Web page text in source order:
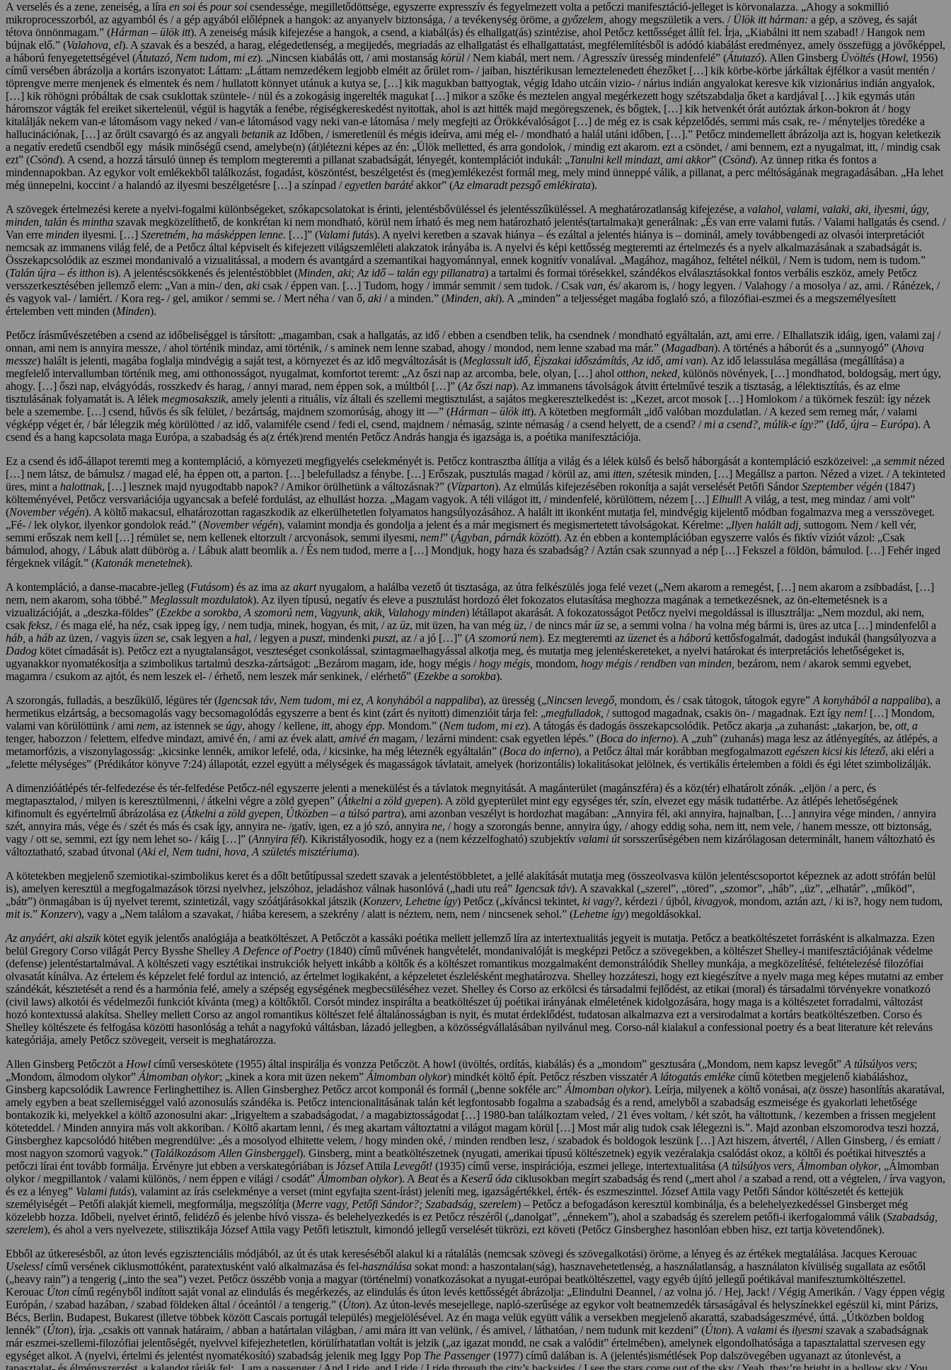
A verselés és a zene, zeneiség, a líra en soi és pour soi csendessége, megilletődöttsége, egyszerre expresszív és fegyelmezett volta a petőczi manifesztáció-jelleget is körvonalazza. „Ahogy a sokmillió
mikroprocesszorból, az agyamból és / a gép agyából előlépnek a hangok: az anyanyelv biztonsága, / a tevékenység öröme, a győzelem, ahogy megszületik a vers. / Ülök itt hárman: a gép, a szöveg, és saját
tétova önnönmagam.” (Hárman – ülök itt). A zeneiség másik kifejezése a hangok, a csend, a kiabál(ás) és elhallgat(ás) szintézise, ahol Petőcz kettősséget állít fel. Írja, „Kiabálni itt nem szabad! / Hangok nem
bújnak elő.” (Valahova, el). A szavak és a beszéd, a harag, elégedetlenség, a megijedés, megriadás az elhallgatást és elhallgattatást, megfélemlítésből is adódó kiabálást eredményez, amely összefügg a jövőképpel,
a háború fenyegetettségével (Átutazó, Nem tudom, mi ez). „Nincsen kiabálás ott, / ami mostanság körül / Nem kiabál, mert nem. / Agresszív üresség mindenfelé” (Átutazó). Allen Ginsberg Üvöltés (Howl, 1956)
című versében ábrázolja a kortárs iszonyatot: Láttam: „Láttam nemzedékem legjobb elméit az őrület rom- / jaiban, hisztérikusan lemeztelenedett éhezőket […] kik körbe-körbe járkáltak éjfélkor a vasút mentén /
töprengve merre menjenek és elmentek és nem / hullatott könnyet utánuk a kutya se, […] kik magukban battyogtak, végig Idaho utcáin vizio- / nárius indián angyalokat keresve kik vizionárius indián angyalok,
[…] kik röhögni próbáltak de csak csuklottak szüntele- / nül és a zokogásig ingerelték magukat […] mikor a szőke és meztelen angyal megérkezett hogy szétszabdalja őket a kardjával […] kik egymás után
háromszor vágták fel ereiket sikertelenül, végül is hagyták a fenébe, régiségkereskedést nyitottak, ahol is azt hitték majd megöregszenek, és bőgtek, […] kik hetvenkét órát autóztak árkon-bokron át / hogy
kitalálják nekem van-e látomásom vagy neked / van-e látomásod vagy neki van-e látomása / mely megfejti az Örökkévalóságot […] de még ez is csak képzelődés, semmi más csak, re- / ményteljes töredéke a
hallucinációnak, […] az őrült csavargó és az angyali betanik az Időben, / ismeretlenül és mégis ideírva, ami még el- / mondható a halál utáni időben, […].” Petőcz mindemellett ábrázolja azt is, hogyan keletkezik
a negatív eredetű csendből egy másik minőségű csend, amelybe(n) (át)létezni képes az én: „Ülök melletted, és arra gondolok, / mindig ezt akarom. ezt a csöndet, / ami bennem, ezt a nyugalmat, itt, / mindig csak
ezt” (Csönd). A csend, a hozzá társuló ünnep és templom megteremti a pillanat szabadságát, lényegét, kontemplációt indukál: „Tanulni kell mindazt, ami akkor” (Csönd). Az ünnep ritka és fontos a
mindennapokban. Az egykor volt emlékekből találkozást, fogadást, köszöntést, beszélgetést és (meg)emlékezést formál meg, mely mind ünneppé válik, a pillanat, a perc méltóságának megragadásában. „Ha lehet
még ünnepelni, koccint / a halandó az ilyesmi beszélgetésre […] a színpad /egyetlen barátéakkor” (Az elmaradt pezsgő emlékirata).
A szövegek értelmezési kerete a nyelvi-fogalmi különbségeket, szókapcsolatokat is érinti, jelentésbővüléssel és jelentésszűküléssel. A meghatározatlanság kifejezése, a valahol, valami, valaki, aki, ilyesmi, úgy,
minden, talán és mintha szavak megközelíthető, de konkrétan ki nem mondható, körül nem írható és meg nem határozható jelentés(tartalmaka)t generálnak: „És van erre valami futás. / Valami hallgatás és csend. /
Van erre minden ilyesmi. […] Szeretném, ha másképpen lenne. […]” (Valami futás). A nyelvi keretben a szavak hiánya – és ezáltal a jelentés hiánya is – dominál, amely továbbengedi az olvasói interpretációt
nemcsak az immanens világ felé, de a Petőcz által képviselt és kifejezett világszemléleti alakzatok irányába is. A nyelvi és képi kettősség megteremti az értelmezés és a nyelv alkalmazásának a szabadságát is.
Összekapcsolódik az eszmei mondanivaló a vizualitással, a modern és avantgárd a szemantikai hagyománnyal, ennek kognitív vonalával. „Magához, magához, feltétel nélkül, / Nem is tudom, nem is tudom.”
(Talán újra – és itthon is). A jelentéscsökkenés és jelentéstöbblet (Minden, aki; Az idő – talán egy pillanatra) a tartalmi és formai törésekkel, szándékos elválasztásokkal fontos verbális eszköz, amely Petőcz
versszerkesztésében jellemző elem: „Van a min-/ den, aki csak / éppen van. […] Tudom, hogy / immár semmit / sem tudok. / Csak van, és/ akarom is, / hogy legyen. / Valahogy / a mosolya / az, ami. / Ránézek, /
és vagyok val- / lamiért. / Kora reg- / gel, amikor / semmi se. / Mert néha / van ő, aki / a minden.” (Minden, aki). A „minden” a teljességet magába foglaló szó, a filozófiai-eszmei és a megszemélyesített
értelemben vett minden (Minden).
Petőcz írásművészetében a csend az időbeliséggel is társított: „magamban, csak a hallgatás, az idő / ebben a csendben telik, ha csendnek / mondható egyáltalán, azt, ami erre. / Elhallatszik idáig, igen, valami zaj /
onnan, ami nem is annyira messze, / ahol történik mindaz, ami történik, / s aminek nem lenne szabad, ahogy / mondod, nem lenne szabad ma már.” (Magadban). A történés a háborút és a „sunnyogó” (Ahova
messze) halált is jelenti, magába foglalja mindvégig a saját test, a környezet és az idő megváltozását is (Meglassult idő, Éjszakai időszámítás, Az idő, ami van). Az idő lelassulása megállása (megállítása) a
megfelelő intervallumban történik meg, ami otthonosságot, nyugalmat, komfortot teremt: „Az őszi nap az arcomba, bele, olyan, […] ahol otthon, neked, különös növények, […] mondhatod, boldogság, mert úgy,
ahogy. […] őszi nap, elvágyódás, rosszkedv és harag, / annyi marad, nem éppen sok, a múltból […]” (Az őszi nap). Az immanens távolságok átvitt értelművé teszik a tisztaság, a lélektisztítás, és az elme
tisztulásának folyamatát is. A lélek megmosakszik, amely jelenti a rituális, víz általi és szellemi megtisztulást, a sajátos megkeresztelkedést is: „Kezet, arcot mosok […] Homlokom / a tükörnek feszül: így nézek
bele a szemembe. […] csend, hűvös és sík felület, / bezártság, majdnem szomorúság, ahogy itt ––” (Hárman – ülök itt). A kötetben megformált „idő valóban mozdulatlan. / A kezed sem remeg már, / valami
végképp véget ér, / bár lélegzik még körülötted / az idő, valamiféle csend / fedi el, csend, majdnem / némaság, szinte némaság / a csend helyett, de a csend? /mi a csend?, múlik-e így?” (Idő, újra – Európa). A
csend és a hang kapcsolata maga Európa, a szabadság és a(z érték)rend mentén Petőcz András hangja és igazsága is, a poétika manifesztációja.
Ez a csend és idő-állapot teremti meg a kontempláció, a környezeti megfigyelés cselekményét is. Petőcz kontrasztba állítja a világ és a lélek külső és belső háborgását a kontempláció eszközeivel: „a semmitnézed
[…] nem látsz, de bámulsz / magad elé, ha éppen ott, a parton. […] belefulladsz a fénybe. […] Erőszak, pusztulás magad / körül az, ami itten, szétesik minden, […] Megállsz a parton. Nézed a vizet. / A tekinteted
üres, mint a halottnak, […] lesznek majd nyugodtabb napok? / Amikor örülhetünk a változásnak?” (Vízparton). Az elmúlás kifejezésében rokonítja a saját verselését Petőfi SándorSzeptember végén (1847)
költeményével, Petőcz versvariációja ugyancsak a befelé fordulást, az elhullást hozza. „Magam vagyok. A téli világot itt, / mindenfelé, körülöttem, nézem […] Elhull! A világ, a test, meg mindaz / ami volt”
(November végén). A költő makacsul, elhatározottan ragaszkodik az elkerülhetetlen folyamatos hangsúlyozásához. A halált itt ikonként mutatja fel, mindvégig kijelentő módban fogalmazva meg a versszöveget.
„Fé- / lek olykor, ilyenkor gondolok reád.” (November végén), valamint mondja és gondolja a jelent és a már megismert és megismertetett távolságokat. Kérelme: „Ilyen halált adj, suttogom. Nem / kell vér,
semmi erőszak nem kell […] rémület se, nem kellenek eltorzult / arcvonások, semmi ilyesmi, nem!” (Ágyban, párnák között). Az én ebben a kontemplációban egyszerre valós és fiktív víziót vázol: „Csak
bámulod, ahogy, / Lábuk alatt dübörög a. / Lábuk alatt beomlik a. / És nem tudod, merre a […] Mondjuk, hogy haza és szabadság? / Aztán csak szunnyad a nép […] Fekszel a földön, bámulod. […] Fehér inged
férgeknek világít.” (Katonák menetelnek).
A kontempláció, a danse-macabre-jelleg (Futásom) és az ima az akartnyugalom, a halálba vezető út tisztasága, az útra felkészülés joga felé vezet („Nem akarom a remegést, […] nem akarom a zsibbadást, […]
nem, nem akarom, soha többé.” Meglassult mozdulatok). Az ilyen típusú, negatív és eleve a pusztulást hordozó élet fokozatos elutasítása meghozza magának a temetkezésnek, az ön-eltemetésnek is a
vizualizációját, a „deszka-földes” (Ezekbe a sorokba, A szomorú nem, Vagyunk, akik, Valahogy minden) létállapot akarását. A fokozatosságot Petőcz nyelvi megoldással is illusztrálja: „Nem mozdul, aki nem,
csak feksz, / és maga elé, ha néz, csak ippeg így, / nem tudja, minek, hogyan, és mit, / az üz, mit üzen, ha van még üz, / de nincs márüz se, a semmi volna / ha volna még bármi is, üres az utca […] mindenfelől a
háb, a háb az üzen, / vagyis üzen se, csak legyen a hal, / legyen a puszt, mindenki puszt, az / a jó […]” (A szomorú nem). Ez megteremti az üzenetés a háború kettősfogalmát, dadogást indukál (hangsúlyozva a
Dadog kötet címadását is). Petőcz ezt a nyugtalanságot, veszteséget csonkolással, szintagmaelhagyással alkotja meg, és mutatja meg jelentéskereteket, a nyelvi határokat és interpretációs lehetőségeket is,
ugyanakkor nyomatékosítja a szimbolikus tartalmú deszka-zártságot: „Bezárom magam, ide, hogy mégis / hogy mégis, mondom, hogy mégis / rendben van minden, bezárom, nem / akarok semmi egyebet,
magamra / csukom az ajtót, és nem leszek el- / érhető, nem leszek már senkinek, / elérhető” (Ezekbe a sorokba).
A szorongás, fulladás, a beszűkülő, légüres tér (Igencsak táv, Nem tudom, mi ez, A konyhából a nappaliba), az üresség („Nincsen levegő, mondom, és / csak tátogok, tátogok egyre” A konyhából a nappaliba), a
hermetikus elzártság, a becsomagolás vagy becsomagolódás egyszerre a bent és kint (zárt és nyitott) dimenzióit tárja fel: „megfulladok, / suttogod magadnak, csakis ön- / magadnak. Ezt így nem! […] Mondom,
valami van körülöttünk / ami nem, az istennek se úgy, ahogy / kellene, itt, ahogy épp. Mondom.” (Nem tudom, mi ez). A tátogás és dadogás összekapcsolódik. Petőcz akarja „a zuhanást: „takarjon, be, ott, a
tenger, habozzon / felettem, elfedve mindazt, amivé én, / ami az évek alatt, amivé én magam, / lezárni mindent: csak egyetlen lépés.” (Boca do inferno). A „zuh” (zuhanás) maga lesz az átlényegítés, az átlépés, a
metamorfózis, a viszonylagosság: „kicsinke lennék, amikor lefelé, oda, / kicsinke, ha még léteznék egyáltalán” (Boca do inferno), a Petőcz által már korábban megfogalmazott egészen kicsi kis létező, aki eléri a
„felette mélységes” (Prédikátor könyve 7:24) állapotát, ezzel együtt a mélységek és magasságok távlatait, amelyek (horizontális) lokalitásokat jelölnek, és vertikális értelemben a földi és égi létet szimbolizálják.
A dimenzióátlépés tér-felfedezése és tér-felfedése Petőcz-nél egyszerre jelenti a menekülést és a távlatok megnyitását. A magánterület (magánszféra) és a köz(tér) elhatárolt zónák. „eljön / a perc, és
megtapasztalod, / milyen is keresztülmenni, / átkelni végre a zöld gyepen” (Átkelni a zöld gyepen). A zöld gyepterület mint egy egységes tér, szín, elvezet egy másik tudattérbe. Az átlépés lehetőségének
kifinomult és egyértelmű ábrázolása ez (Átkelni a zöld gyepen, Útközben – a túlsó partra), ami azonban veszélyt is hordozhat magában: „Annyira fél, aki annyira, hajnalban, […] annyira vége minden, / annyira
szét, annyira más, vége és / szét és más és csak így, annyira ne- /gatív, igen, ez a jó szó, annyira ne, / hogy a szorongás benne, annyira úgy, / ahogy eddig soha, nem itt, nem vele, / hanem messze, ott biztonság,
vagy / ott se, semmi, ezt így nem lehet so- / káig […]” (Annyira fél). Kikristályosodik, hogy ez a (nem kézzelfogható) szubjektív valami útsorsszerűségében nem kizárólagosan determinált, hanem változható és
változtatható, szabad útvonal (Aki el, Nem tudni, hova, A születés misztériuma).
A kötetekben megjelenő szemiotikai-szimbolikus keret és a dőlt betűtípussal szedett szavak a jelentéstöbbletet, a jellé alakítását mutatja meg (összeolvasva külön jelentéscsoportot képeznek az adott strófán belül
is), amelyen keresztül a megfogalmazások törzsi nyelvhez, jelszóhoz, jeladáshoz válnak hasonlóvá („hadi utu reá” Igencsak táv). A szavakkal („szerel”, „töred”, „szomor”, „háb”, „üz”, „elhatár”, „működ”,
„bátr”) önmagában is új nyelvet teremt, szintetizál, vagy szóátjárásokkal játszik (Konzerv, Lehetne így) Petőcz („kíváncsi tekintet, ki vagy?, kérdezi / újból, kivagyok, mondom, aztán azt, / ki is?, hogy nem tudom,
mit is.” Konzerv), vagy a „Nem találom a szavakat, / hiába keresem, a szekrény / alatt is néztem, nem, nem / nincsenek sehol.” (Lehetne így) megoldásokkal.
Az anyáért, aki alszik kötet egyik jelentős analógiája a beatköltészet. A Petőczöt a kassáki poétika mellett jellemző líra az intertextualitás jegyeit is mutatja. Petőcz a beatköltészetet forrásként is alkalmazza. Ezen
belül Gregory Corso világát Percy Bysshe Shelley A Defence of Poetry (1840) című művének hangvételét, mondanivalóját is megképzi Petőcz a szövegekben, a költészet Shelley-i manifesztációjának védelme
(defense) jelentéstartalmával. A költészeti vagy esztétikai instrukciók helyett inkább a költők és a költészet romantikus mozgalmaként demonstrálódik Shelley munkája, a megközelítésé, feltételezésé filozófiai
olvasatát kínálva. Az értelem és képzelet felé fordul az intenció, az értelmet logikaként, a képzeletet észlelésként meghatározva. Shelley hozzáteszi, hogy ezt kiegészítve a nyelv maga meg képes mutatni az ember
szándékát, késztetését a rend és a harmónia felé, amely a szépség egységének megbecsüléséhez vezet. Shelley és Corso az erkölcsi és társadalmi fejlődést, az etikai (moral) és társadalmi törvényekre vonatkozó
(civil laws) alkotói és védelmezői funkciót kívánta (meg) a költőktől. Corsót mindez inspirálta a beatköltészet új poétikai irányának elméletének kidolgozására, hogy maga is a költészetet forradalmi, változást
hozó kontextussá alakítsa. Shelley mellett Corso az angol romantikus költészet felé általánosságban is nyit, és mutat érdeklődést, tudatosan alkalmazva ezt a versirodalmat a kortárs beatköltészetben. Corso és
Shelley költészete és felfogása közötti hasonlóság a tehát a nagyfokú váltásban, lázadó jellegben, a közösségvállalásában nyilvánul meg. Corso-nál kialakul a confessional poetry és a beat literature két releváns
kategóriája, amely Petőcz szövegeit, verseit is meghatározza.
Allen Ginsberg Petőczöt a Howl című verseskötete (1955) által inspirálja és vonzza Petőczöt. A howl (üvöltés, ordítás, kiabálás) és a „mondom” gesztusára („Mondom, nem kapsz levegőt” A túlsúlyos vers;
„Mondom, álmodom olykor” Álmomban olykor; „kinek a kora mit üzen nekem” Álmomban olykor) mindkét költő épít. Petőcz részben visszatérA látogatás emléke című kötetben megjelenő kiabáláshoz,
Ginsberg kapcsolódik Lawrence Ferlinghettihez is. Allen Ginsberghez Petőcz arcot komponál és formál („benne sokféle arc” Álmomban olykor). Leírja, milyenek a költő vonásai, a(z össze) hasonlítás akaratával,
amely egyben a beat szellemiséggel való azonosulás szándéka is. Petőcz intencionalitásának talán két legfontosabb fogalma a szabadság és a rend, amelyből a szabadság eszmeisége és gyakorlati lehetősége
bontakozik ki, melyekkel a költő azonosulni akar: „Irigyeltem a szabadságodat, / a magabiztosságodat […] 1980-ban találkoztam veled, / 21 éves voltam, / két szót, ha váltottunk, / kezemben a frissen megjelent
köteteddel. / Minden annyira más volt akkoriban. / Költő akartam lenni, / és meg akartam változtatni a világot magam körül […] Most már alig tudok csak lélegezni is.”. Majd azonban elszomorodva teszi hozzá,
Ginsberghez kapcsolódó hitében megrendülve: „és a mosolyod elhitette velem, / hogy minden oké, / minden rendben lesz, / szabadok és boldogok leszünk […] Azt hiszem, átvertél, / Allen Ginsberg, / és emiatt /
most nagyon szomorú vagyok.” (Találkozásom Allen Ginsberggel). Ginsberg, mint a beatköltészetnek (nyugati, amerikai típusú költészetnek) egyik vezéralakja csalódást okoz, a költői és poétikai hitvesztés a
petőczi lírai ént tovább formálja. Érvényre jut ebben a verskategóriában is József Attila Levegőt! (1935) című verse, inspirációja, eszmei jellege, intertextualitása (A túlsúlyos vers, Álmomban olykor, „Álmomban
olykor / megpillantok / valami különös, / nem éppen e világi / csodát” Álmomban olykor). A Beatés a Keserű óda ciklusokban megírt szabadság és rend („mert ahol / a szabad a rend, ott a végtelen, / írva vagyon,
és ez a lényeg” Valami futás), valamint az írás cselekménye a verset (mint egyfajta szent-írást) jeleníti meg, igazságértékkel, érték- és eszmeszinttel. József Attila vagy Petőfi Sándor költészetét és kettejük
személyiségét – Petőfi alakját kiemeli, megformálja, megszólítja (Merre vagy, Petőfi Sándor?; Szabadság, szerelem) – Petőcz a befogadáson keresztül kombinálja, és a belehelyezkedéssel Ginsberget még
közelebb hozza. Időbeli, nyelvet érintő, felidéző és jelenbe hívó vissza- és belehelyezkedés is ez Petőcz részéről („danolgat”, „énnekem”), ahol a szabadság és szerelem petőfi-i ikerfogalommá válik (Szabadság,
szerelem), és ahol a vers nyelvezete, stilisztikája József Attila vagy Petőfi letisztult, kimondó jellegű verselését tükrözi, ezt követi (Petőcz Ginsberghez hasonlóan ebben hisz, ezt tartja követendőnek).
Ebből az útkeresésből, az úton levés egzisztenciális módjából, az út és utak kereséséből alakul ki a rátalálás (nemcsak szövegi és szövegalkotási) öröme, a lényeg és az értékek megtalálása. Jacques Kerouac
Useless! című versének ciklusmottóként, paratextusként való alkalmazása és fel-használása sokat mond: a haszontalan(ság), hasznavehetetlenség, a használatlanság, a használaton kívüliség sugallata az esőtől
(„heavy rain”) a tengerig („into the sea”) vezet. Petőcz összébb vonja a magyar (történelmi) vonatkozásokat a nyugat-európai beatköltészettel, vagy egyéb újító jellegű poétikával manifesztumköltészettel.
Kerouac Úton című regényből indított saját vonal az elindulás és megérkezés, az elindulás és úton levés kettősségét ábrázolja: „Elindulni Deannel, / az volna jó. / Hej, Jack! / Végig Amerikán. / Vagy éppen végig
Európán, / szabad hazában, / szabad földeken által / óceántól / a tengerig.” (Úton). Az úton-levés mesejellege, napló-szerűsége az egykor volt beatnemzedék társaságával és helyszínekkel egészül ki, mint Párizs,
Bécs, Berlin, Budapest, Bukarest (illetve többek között Cascais portugál település) megjelölésével. Az én maga velük együtt válik a versekben megjelenő akarattá, szabadságeszmévé, úttá. „Útközben boldog
lennék” (Úton), írja. „csakis ott vannak határaim, / abban a határtalan világban, / ami mára itt van velünk, / és amivel, / láthatóan, / nem tudunk mit kezdeni” (Úton). A valami és ilyesmi szavak a szabadságnak
már eszmei-szellemi-filozófiai jelentőségét, nyelvvel kifejezhetetlen, körülírhatatlan voltát is jelzik („az igazat mondd, ne csak a valódit” értelmében), amelynek elgondolhatósága a tapasztalattal szervesen egy
egységet alkot. A (nyelvi, értelmi és jelentést nyomatékosító) szabadság jelenik meg Iggy Pop The Passenger(1977) című dalában is. A (jelentés)ismétlések Pop dalszövegében ugyanazt az útonlevést, a